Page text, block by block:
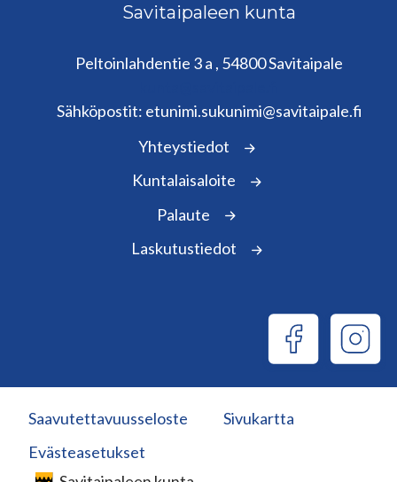
Savitaipaleen kunta
Peltoinlahdentie 3 a , 54800 Savitaipale
Sähköpostit: etunimi.sukunimi@savitaipale.fi
Yhteystiedot
Kuntalaisaloite
Palaute
Laskutustiedot
Saavutettavuusseloste
Sivukartta
Evästeasetukset